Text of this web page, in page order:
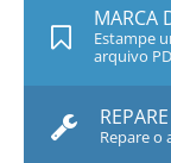
MARCA
Estampe
arquivo
REPARE
Repare o